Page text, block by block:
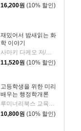
16,200원 (10% 할인)
재밌어서 밤새읽는 화
학 이야기
사마키 다케오 저/김정환 역/황영애 감수
11,520원 (10% 할인)
고등학생을 위한 미리
배우는 행정학개론
10,800원 (10% 할인)